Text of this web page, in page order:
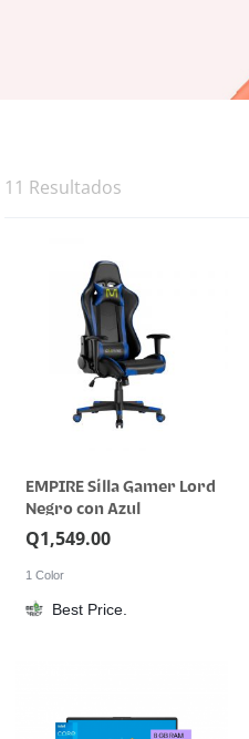
11 Resultados
EMPIRE Silla Gamer Lord
Negro con Azul
Q1,549.00
1 Color
Best Price.